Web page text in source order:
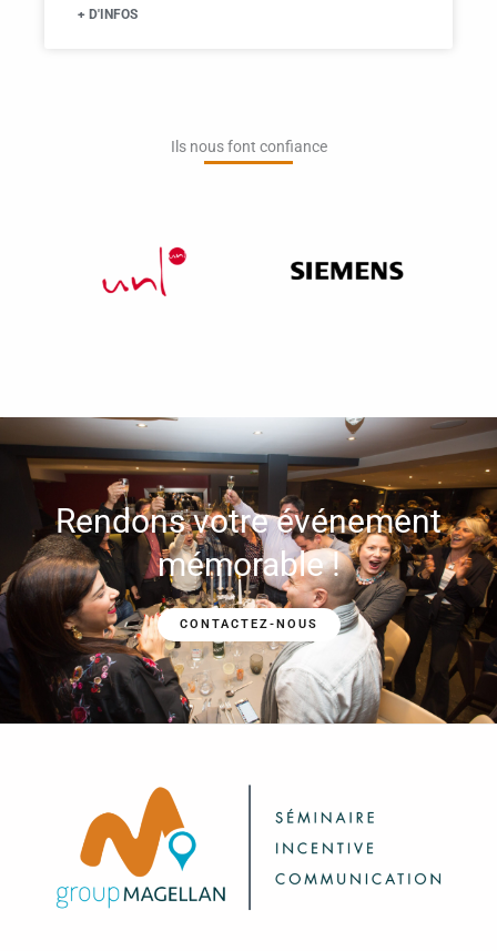
+ D'INFOS
Ils nous font confiance​
Rendons votre événement
mémorable !
CONTACTEZ-NOUS